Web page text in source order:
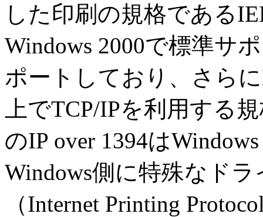
した印刷の規格である
Windows 2000で標準サ
ポートしており、さら
上でTCP/IPを利用する
のIP over 1394は
Windows側に特殊なド
（Internet Printing